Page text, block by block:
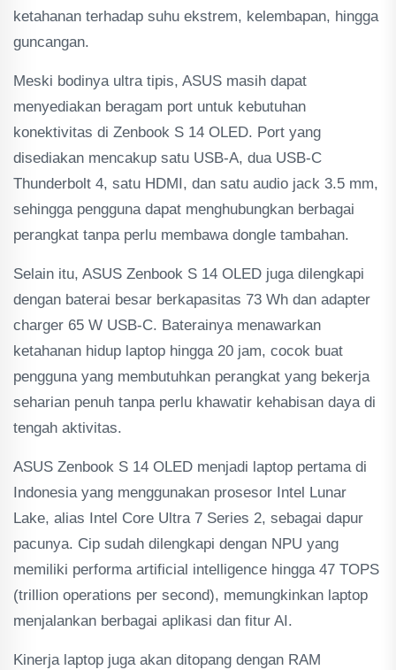
ketahanan terhadap suhu ekstrem, kelembapan, hingga
guncangan.
Meski bodinya ultra tipis, ASUS masih dapat
menyediakan beragam port untuk kebutuhan
konektivitas di Zenbook S 14 OLED. Port yang
disediakan mencakup satu USB-A, dua USB-C
Thunderbolt 4, satu HDMI, dan satu audio jack 3.5 mm,
sehingga pengguna dapat menghubungkan berbagai
perangkat tanpa perlu membawa dongle tambahan.
Selain itu, ASUS Zenbook S 14 OLED juga dilengkapi
dengan baterai besar berkapasitas 73 Wh dan adapter
charger 65 W USB-C. Baterainya menawarkan
ketahanan hidup laptop hingga 20 jam, cocok buat
pengguna yang membutuhkan perangkat yang bekerja
seharian penuh tanpa perlu khawatir kehabisan daya di
tengah aktivitas.
ASUS Zenbook S 14 OLED menjadi laptop pertama di
Indonesia yang menggunakan prosesor Intel Lunar
Lake, alias Intel Core Ultra 7 Series 2, sebagai dapur
pacunya. Cip sudah dilengkapi dengan NPU yang
memiliki performa artificial intelligence hingga 47 TOPS
(trillion operations per second), memungkinkan laptop
menjalankan berbagai aplikasi dan fitur AI.
Kinerja laptop juga akan ditopang dengan RAM